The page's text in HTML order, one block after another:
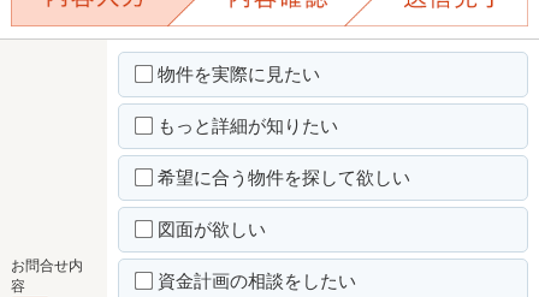
お問合せ内
容
物件を実際に見たい
もっと詳細が知りたい
希望に合う物件を探して欲しい
図面が欲しい
資金計画の相談をしたい